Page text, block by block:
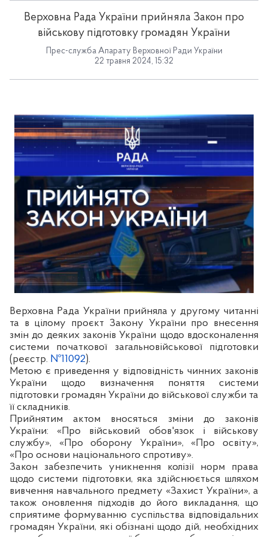
Верховна Рада України прийняла Закон про
військову підготовку громадян України
Прес-служба Апарату Верховної Ради України
22 травня 2024, 15:32
Верховна Рада України прийняла у другому читанні
та в цілому проєкт Закону України про внесення
змін до деяких законів України щодо вдосконалення
системи початкової загальновійськової підготовки
(реєстр. №11092).
Метою є приведення у відповідність чинних законів
України щодо визначення поняття системи
підготовки громадян України до військової служби та
її складників.
Прийнятим актом вносяться зміни до законів
України: «Про військовий обов'язок і військову
службу», «Про оборону України», «Про освіту»,
«Про основи національного спротиву».
Закон забезпечить уникнення колізії норм права
щодо системи підготовки, яка здійснюється шляхом
вивчення навчального предмету «Захист України», а
також оновлення підходів до його викладання, що
сприятиме формуванню суспільства відповідальних
громадян України, які обізнані щодо дій, необхідних